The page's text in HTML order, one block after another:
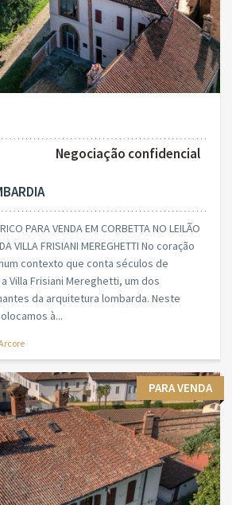
Negociação confidencial
PARA VENDA EM CORBETTA NO LEILÃO
VILLA FRISIANI MEREGHETTI No coração
contexto que conta séculos de
Villa Frisiani Mereghetti, um dos
da arquitetura lombarda. Neste
à...
PARA VENDA